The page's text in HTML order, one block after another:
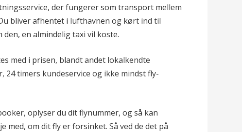
der fungerer som transport mellem
bliver afhentet i lufthavnen og kørt ind til
en almindelig taxi vil koste.
med i prisen, blandt andet lokalkendte
timers kundeservice og ikke mindst fly-
oplyser du dit flynummer, og så kan
med, om dit fly er forsinket. Så ved de det på